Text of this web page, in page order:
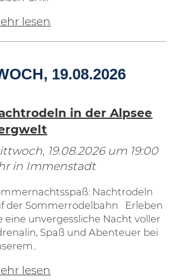
lesen
19.08.2026
in der Alpsee
19.08.2026um 19:00
in Immenstadt
Nachtrodeln
der Sommerrodelbahn Erleben
eine unvergessliche Nacht voller
Spaß und Abenteuer bei
lesen